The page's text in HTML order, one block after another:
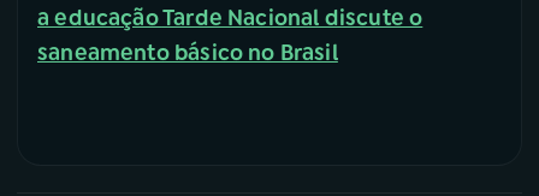
a educaçãoTarde Nacional discute o
saneamento básico no Brasil